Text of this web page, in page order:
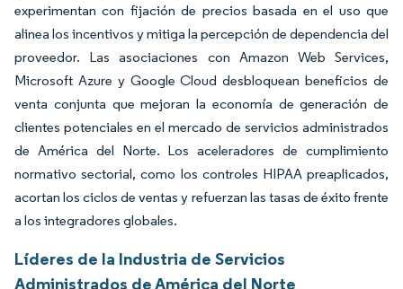
experimentan con fijación de precios basada en el uso que
alinea los incentivos y mitiga la percepción de dependencia del
proveedor. Las asociaciones con Amazon Web Services,
Microsoft Azure y Google Cloud desbloquean beneficios de
venta conjunta que mejoran la economía de generación de
clientes potenciales en el mercado de servicios administrados
de América del Norte. Los aceleradores de cumplimiento
normativo sectorial, como los controles HIPAA preaplicados,
acortan los ciclos de ventas y refuerzan las tasas de éxito frente
a los integradores globales.
Líderes de la Industria de Servicios
Administrados de América del Norte